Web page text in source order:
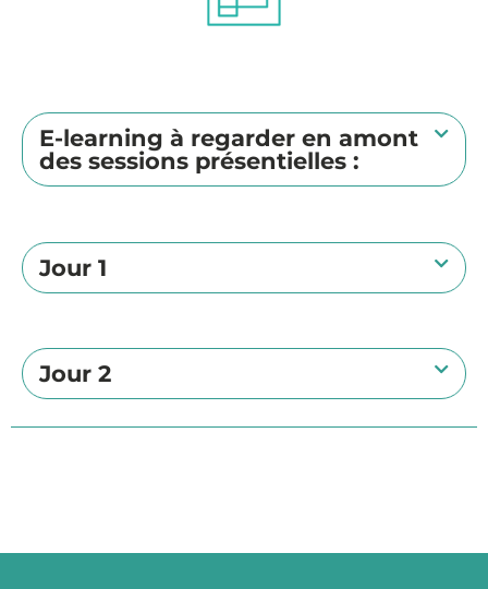
E-learning à regarder en amont
des sessions présentielles :
Jour 1
Jour 2